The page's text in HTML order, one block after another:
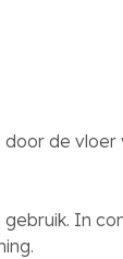
de vloer
In